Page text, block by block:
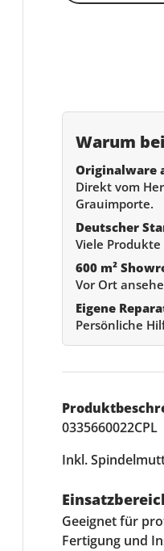
Warum
Originalware
Direkt vom
Grauimporte.
Deutscher
Viele
600 m²
Vor Ort
Eigene
Persönliche
0335660022CPL
Inkl.
Geeignet für
Fertigung und